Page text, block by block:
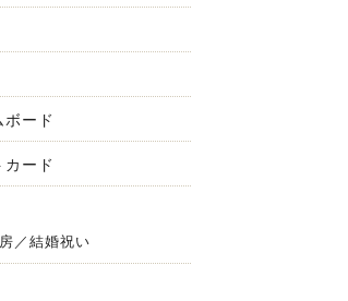
ボード
カード
／結婚祝い